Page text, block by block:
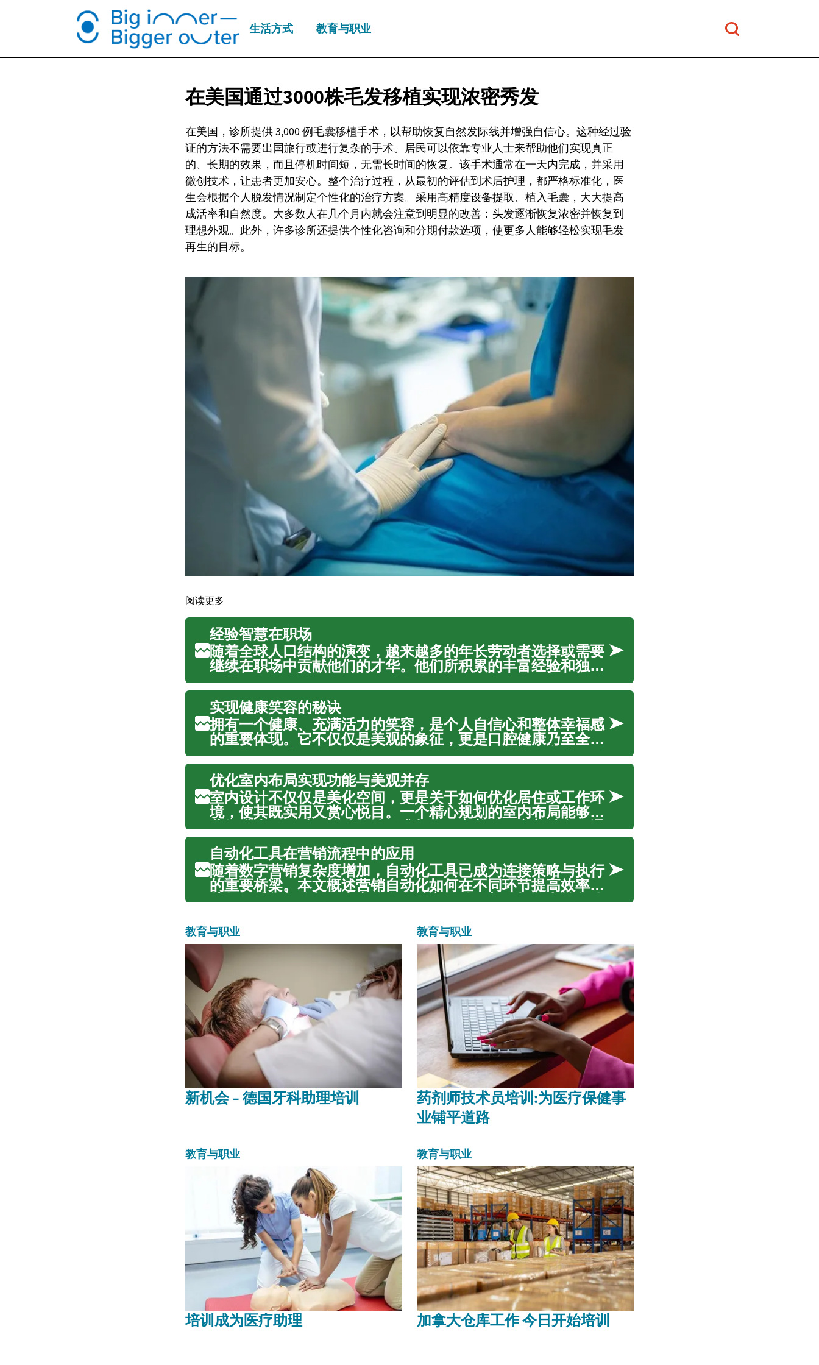
生活方式 教育与职业
在美国通过3000株毛发移植实现浓密秀发
在美国，诊所提供 3,000 例毛囊移植手术，以帮助恢复自然发际线并增强自信心。这种经过验
证的方法不需要出国旅行或进行复杂的手术。居民可以依靠专业人士来帮助他们实现真正
的、长期的效果，而且停机时间短，无需长时间的恢复。该手术通常在一天内完成，并采用
微创技术，让患者更加安心。整个治疗过程，从最初的评估到术后护理，都严格标准化，医
生会根据个人脱发情况制定个性化的治疗方案。采用高精度设备提取、植入毛囊，大大提高
成活率和自然度。大多数人在几个月内就会注意到明显的改善：头发逐渐恢复浓密并恢复到
理想外观。此外，许多诊所还提供个性化咨询和分期付款选项，使更多人能够轻松实现毛发
再生的目标。
阅读更多
经验智慧在职场
随着全球人口结构的演变，越来越多的年长劳动者选择或需要
继续在职场中贡献他们的才华。他们所积累的丰富经验和独特
智慧，正逐渐被视为现代企业宝贵的资产。本文将深入探讨成
熟劳动者在当前劳动力市场中的重要性，以及他们如何通过自
身的技能和灵活性，...
实现健康笑容的秘诀
拥有一个健康、充满活力的笑容，是个人自信心和整体幸福感
的重要体现。它不仅仅是美观的象征，更是口腔健康乃至全身
健康状况的晴雨表。深入了解并实践科学的口腔护理方法，对
于预防各类牙齿和牙龈问题、维持口气清新、最终展现灿烂笑
容至关重要。本文将...
优化室内布局实现功能与美观并存
室内设计不仅仅是美化空间，更是关于如何优化居住或工作环
境，使其既实用又赏心悦目。一个精心规划的室内布局能够显
著提升生活品质，将功能性需求与个人审美偏好完美结合。通
过深思熟虑的空间安排、色彩选择和家具摆放，我们可以创造
出既符合人体工程学...
自动化工具在营销流程中的应用
随着数字营销复杂度增加，自动化工具已成为连接策略与执行
的重要桥梁。本文概述营销自动化如何在不同环节提高效率，
从数据采集与分析到内容分发、社交互动、邮件投放和转化优
的客户触达与个性化...
教育与职业
新机会 – 德国牙科助理培训
教育与职业
药剂师技术员培训:为医疗保健事
业铺平道路
教育与职业
培训成为医疗助理
教育与职业
加拿大仓库工作 今日开始培训